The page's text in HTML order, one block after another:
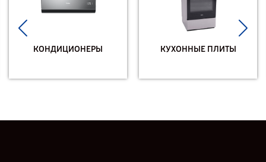
КОНДИЦИОНЕРЫ КУХОННЫЕ ПЛИТЫ